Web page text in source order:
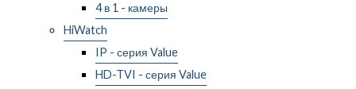
4 в 1 - камеры
HiWatch
IP - серия Value
HD-TVI - серия Value